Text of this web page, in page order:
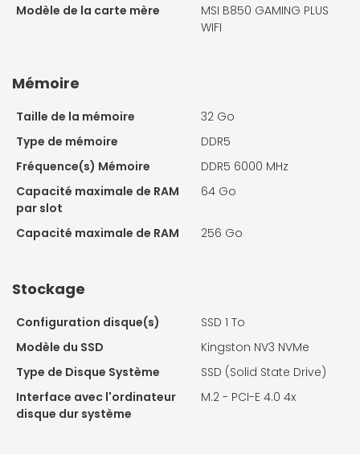
Modèle de la carte mère
MSI B850 GAMING PLUS
WIFI
Mémoire
Taille de la mémoire
32 Go
Type de mémoire
DDR5
Fréquence(s) Mémoire
DDR5 6000 MHz
Capacité maximale de RAM
par slot
64 Go
Capacité maximale de RAM 256 Go
Stockage
Configuration disque(s)
SSD 1 To
Modèle du SSD
Kingston NV3 NVMe
Type de Disque Système
SSD (Solid State Drive)
Interface avec l'ordinateur
disque dur système
M.2 - PCI-E 4.0 4x